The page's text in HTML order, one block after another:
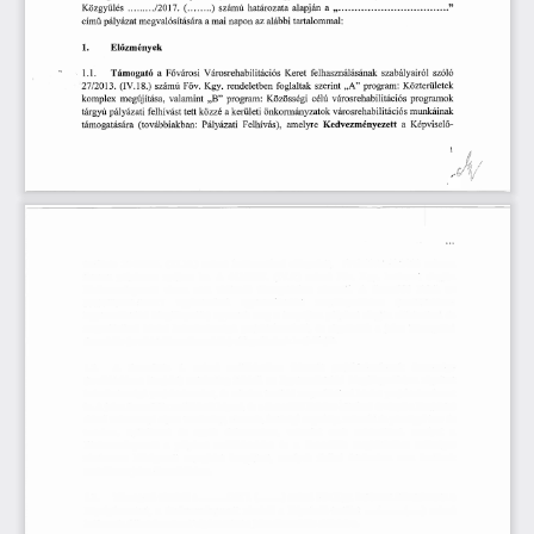
Közgyűlés
             /2017.
  (          )
  számú
  határozata
  alapján
a
című pályázat megvalósítására
  a mai
napon
  az
alábbi
  tartalommal:
1.            Előzmények
1.1.
      Támogató
  a  Fővárosi
  Városrehabilitációs
  Keret
  felhasználásának
  szabályairól
  szóló
27/2013.
  (IV.18.)
  számú
  Főv.
  Kgy.
  rendeletben
  foglaltak
  szerint
  „A"
  program:
  Közterületek
komplex
  megújítása,
  valamint
  „B"
  program:
  Közösségi
  célú
  városrehabilitációs
  programok
tárgyú pályázati
  felhívást
tett közzé
  a kerületi
  önkormányzatok
  városrehabilitációs
  munkáinak
támogatására
  (továbbiakban:
  Pályázati
  Felhívás),
  amelyre
  Kedvezményezett
  a
  Képviselő-
£